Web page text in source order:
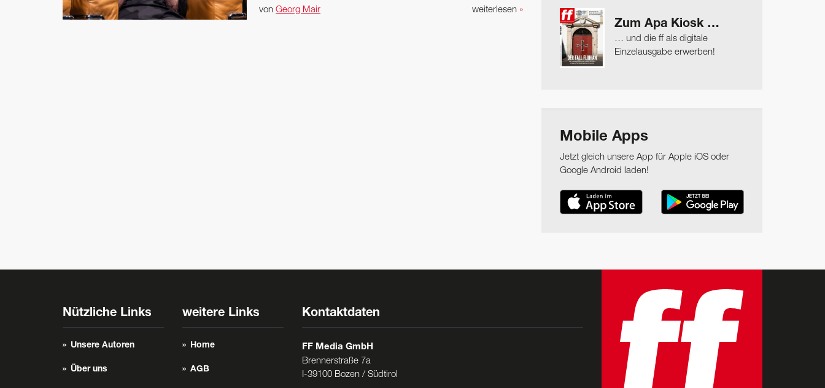
weiterlesen »
von Georg Mair
Zum Apa Kiosk …
… und die ff als digitale
Einzelausgabe erwerben!
Mobile Apps
Jetzt gleich unsere App für Apple iOS oder
Google Android laden!
Nützliche Links
Unsere Autoren
Über uns
weitere Links
Home
AGB
Kontaktdaten
FF Media GmbH
Brennerstraße 7a
I-39100 Bozen / Südtirol